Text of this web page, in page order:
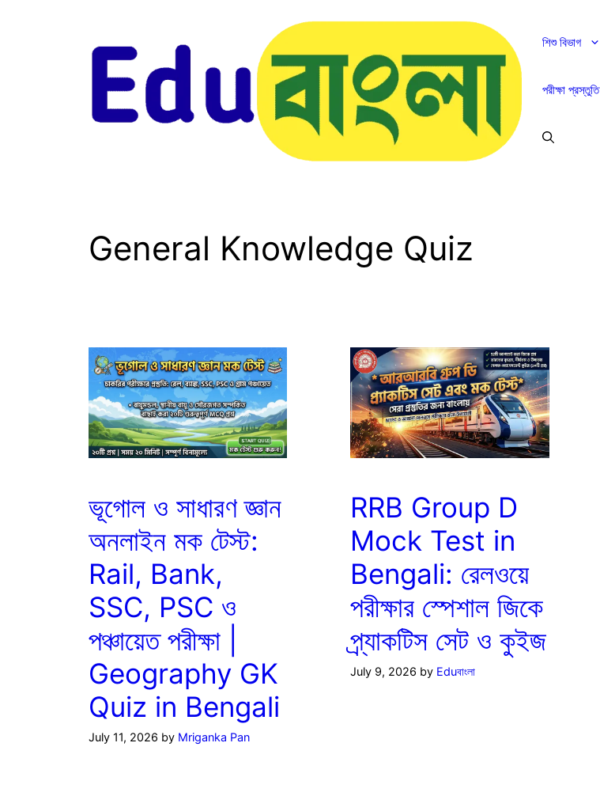
শিশু বিভাগ
পরীক্ষা প্রস্তুতি
General Knowledge Quiz
ভূগোল ও সাধারণ জ্ঞান
অনলাইন মক টেস্ট:
Rail, Bank,
SSC, PSC ও
পঞ্চায়েত পরীক্ষা |
Geography GK
Quiz in Bengali
July 11, 2026 by Mriganka Pan
RRB Group D
Mock Test in
Bengali: রেলওয়ে
পরীক্ষার স্পেশাল জিকে
প্র্যাকটিস সেট ও কুইজ
July 9, 2026 by Eduবাংলা